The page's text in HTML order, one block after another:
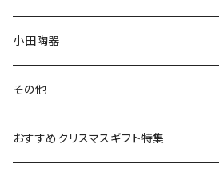
ボウル
ガラスウェア
カトラリー
リトルミイの日記念アイテム
スヌーピー
ピーターラビット
ポケットモンスター
LISA LARSON(リサラーソン)
LAURA ASHLEY(ローラ アシュレイ)
Finlayson(フィンレイソン)
ねこ企画
Cecera(セセラ)
CELEC(セレック)
小田陶器
さざなみ
吉祥
その他
リサイクル食器
おすすめクリスマスギフト特集